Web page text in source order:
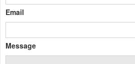
Email
Message